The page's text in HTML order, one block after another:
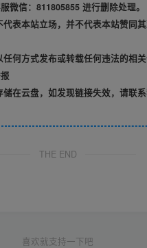
微信：811805855 进行删除处理。
表本站立场，并不代表本站赞同
何方式发布或转载任何违法的相
在云盘，如发现链接失效，请联
THE END
喜欢就支持一下吧